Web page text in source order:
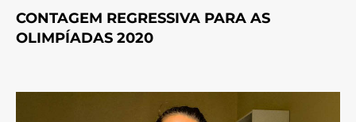
CONTAGEM REGRESSIVA PARA AS
OLIMPÍADAS 2020